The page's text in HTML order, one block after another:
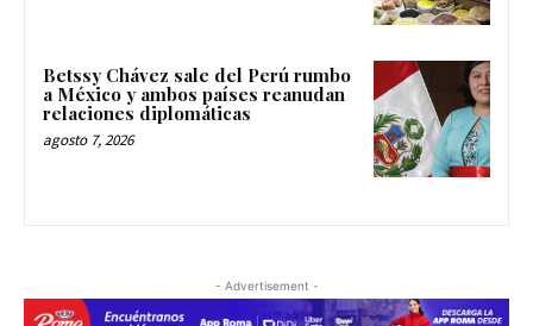
Betssy Chávez sale del Perú rumbo
a México y ambos países reanudan
relaciones diplomáticas
agosto 7, 2026
- Advertisement -